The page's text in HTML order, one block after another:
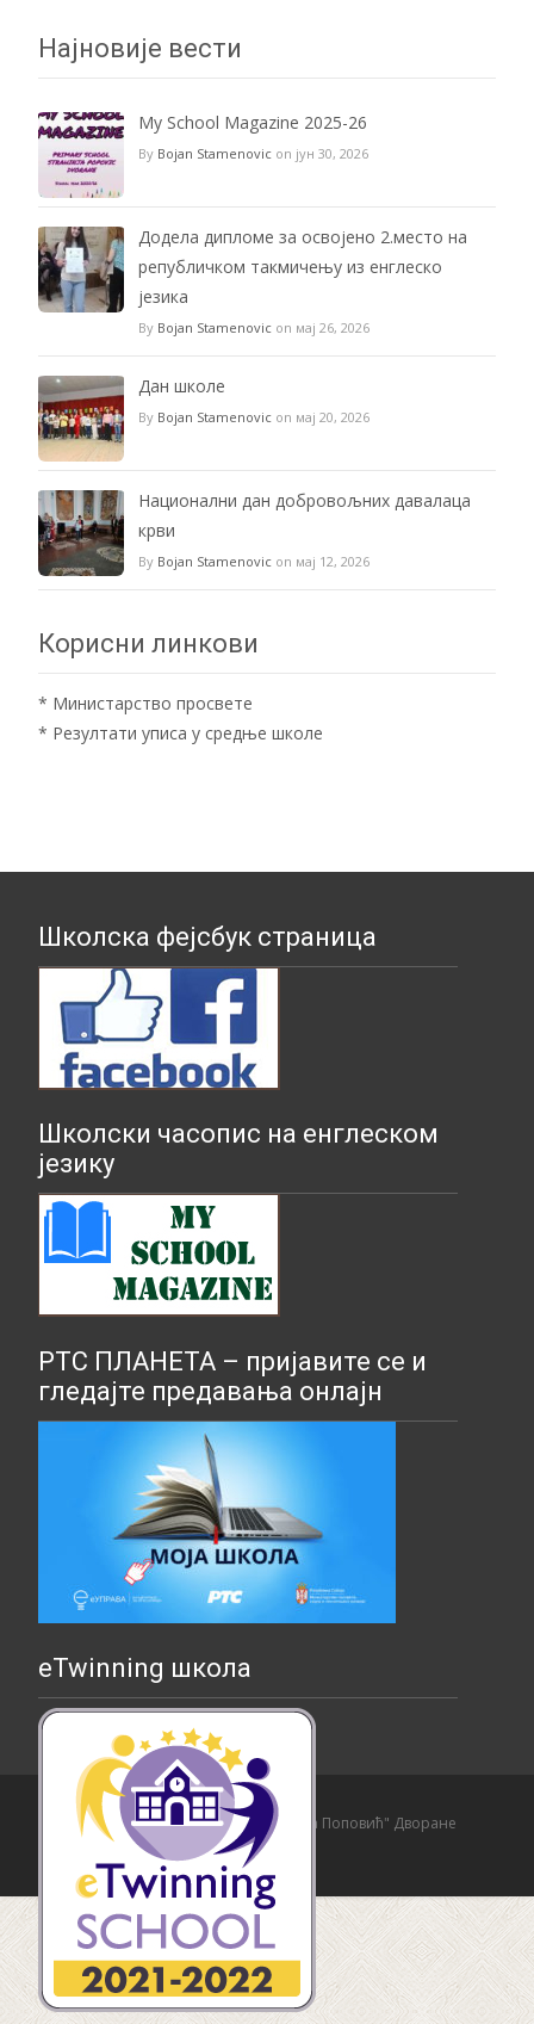
Најновије вести
My School Magazine 2025-26
By Bojan Stamenovic on јун 30, 2026
Додела дипломе за освојено 2.место на
републичком такмичењу из енглеско
језика
By Bojan Stamenovic on мај 26, 2026
Дан школе
By Bojan Stamenovic on мај 20, 2026
Национални дан добровољних давалаца
крви
By Bojan Stamenovic on мај 12, 2026
Корисни линкови
* Министарство просвете
* Резултати уписа у средње школе
Школска фејсбук страница
Школски часопис на енглеском
језику
РТС ПЛАНЕТА – пријавите се и
гледајте предавања онлајн
eTwinning школа
Copyright © Основна школа "Страхиња Поповић" Дворане
Izrada sajta i hosting:
Hosting-Srbija